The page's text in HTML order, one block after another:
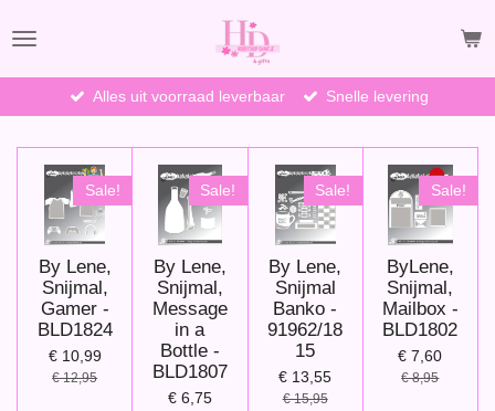
direct
hoofdinhoud
Alles uit voorraad leverbaar Snelle levering
Sale!
By Lene,
Snijmal,
Gamer -
BLD1824
€ 10,99
€ 12,95
Sale!
By Lene,
Snijmal,
Message
in a
Bottle -
BLD1807
€ 6,75
Sale!
By Lene,
Snijmal
Banko -
91962/18
15
€ 13,55
€ 15,95
Sale!
ByLene,
Snijmal,
Mailbox -
BLD1802
€ 7,60
€ 8,95